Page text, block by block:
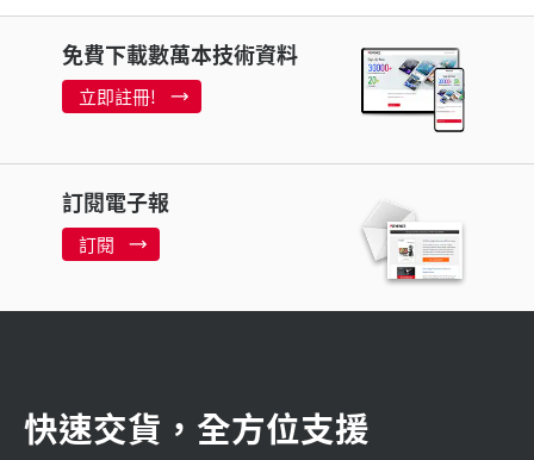
免費下載數萬本技術資料
立即註冊!
訂閱電子報
訂閱
快速交貨，全方位支援